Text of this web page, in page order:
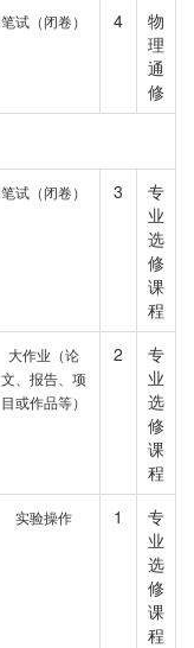
笔试（闭卷） 4
物
理
通
修
笔试（闭卷） 3
专
业
选
修
课
程
大作业（论
文、报告、项
目或作品等）
2
专
业
选
修
课
程
实验操作 1
专
业
选
修
课
程